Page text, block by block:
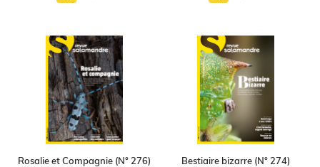
Rosalie et Compagnie (N° 276) Bestiaire bizarre (N° 274)